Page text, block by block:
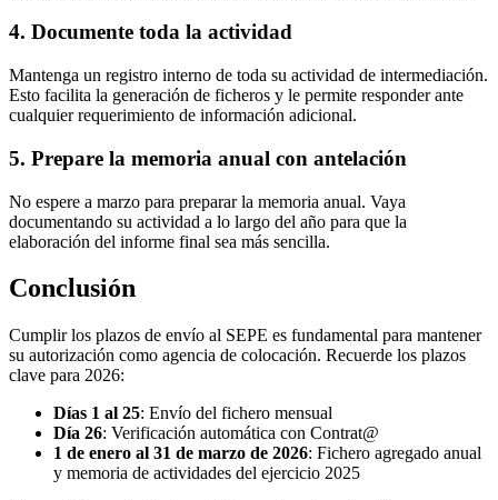
4. Documente toda la actividad
Mantenga un registro interno de toda su actividad de intermediación.
Esto facilita la generación de ficheros y le permite responder ante
cualquier requerimiento de información adicional.
5. Prepare la memoria anual con antelación
No espere a marzo para preparar la memoria anual. Vaya
documentando su actividad a lo largo del año para que la
elaboración del informe final sea más sencilla.
Conclusión
Cumplir los plazos de envío al SEPE es fundamental para mantener
su autorización como agencia de colocación. Recuerde los plazos
clave para 2026:
Días 1 al 25: Envío del fichero mensual
Día 26: Verificación automática con Contrat@
1 de enero al 31 de marzo de 2026: Fichero agregado anual
y memoria de actividades del ejercicio 2025